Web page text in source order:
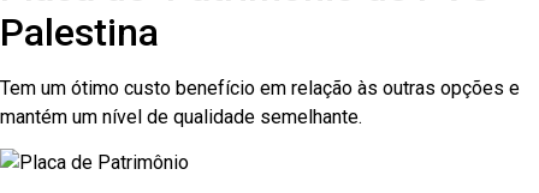
Palestina
Tem um ótimo custo benefício em relação às outras opções e
mantém um nível de qualidade semelhante.